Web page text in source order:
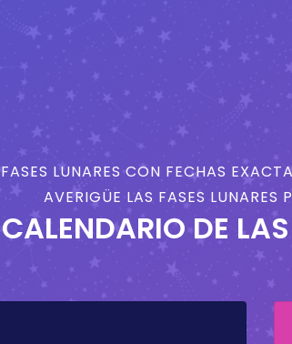
LUNARES CON FECHAS
AVERIGÜE LAS FASES LUNARES
CALENDARIO DE